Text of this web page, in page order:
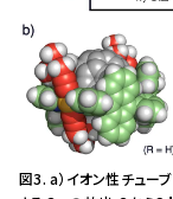
図3. a）イオン性チューブ